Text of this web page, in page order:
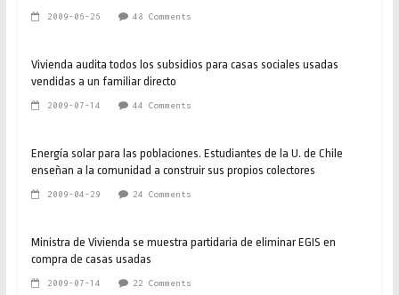
2009-06-26 48 Comments
Vivienda audita todos los subsidios para casas sociales usadas
vendidas a un familiar directo
2009-07-14 44 Comments
Energía solar para las poblaciones. Estudiantes de la U. de Chile
enseñan a la comunidad a construir sus propios colectores
2009-04-29 24 Comments
Ministra de Vivienda se muestra partidaria de eliminar EGIS en
compra de casas usadas
2009-07-14 22 Comments